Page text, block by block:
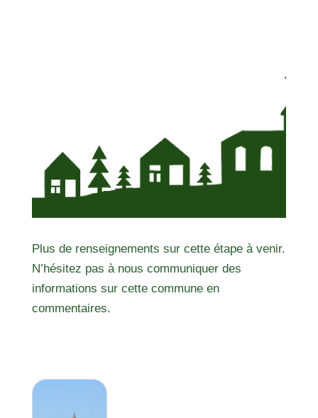
Plus de renseignements sur cette étape à venir.
N’hésitez pas à nous communiquer des
informations sur cette commune en
commentaires.